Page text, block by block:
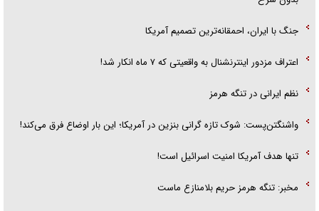
جنگ با ایران، احمقانه‌ترین تصمیم آمریکا
اعتراف مزدور اینترنشنال به واقعیتی که ۷ ماه انکار شد!
نظم ایرانی در تنگه هرمز
واشنگتن‌پست: شوک تازه گرانی بنزین در آمریکا؛ این بار اوضاع فرق می‌کند!
تنها هدف آمریکا امنیت اسرائیل است!
مخبر: تنگه هرمز حریم بلامنازع ماست